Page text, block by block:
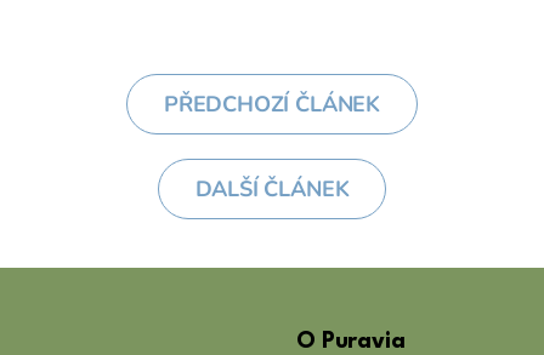
PŘEDCHOZÍ ČLÁNEK
DALŠÍ ČLÁNEK
O Puravia